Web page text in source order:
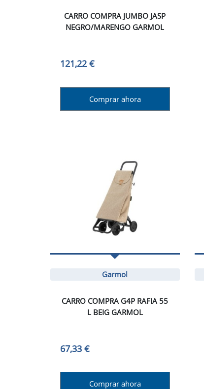
CARRO COMPRA JUMBO JASP
NEGRO/MARENGO GARMOL
121,22 €
Comprar ahora
Garmol
CARRO COMPRA G4P RAFIA 55
L BEIG GARMOL
67,33 €
Comprar ahora